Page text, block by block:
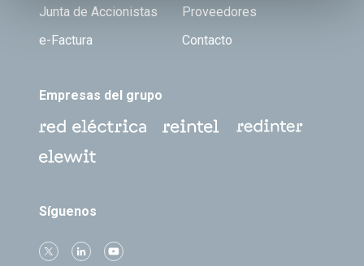
Junta de Accionistas
Proveedores
e-Factura
Contacto
Empresas del grupo
Síguenos